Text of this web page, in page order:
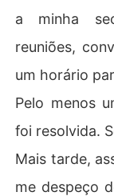
a minha
reuniões,
um horário
Pelo menos
foi resolvida.
Mais tarde,
me despeço